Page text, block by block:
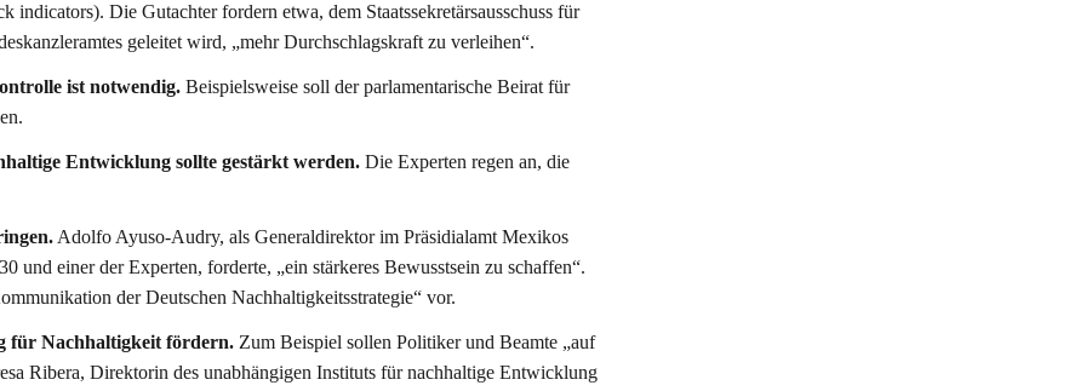
indicators). Die Gutachter fordern etwa, dem Staatssekretärsausschuss für
geleitet wird, „mehr Durchschlagskraft zu verleihen“.
ist notwendig. Beispielsweise soll der parlamentarische Beirat für
Entwicklung sollte gestärkt werden. Die Experten regen an, die
Adolfo Ayuso-Audry, als Generaldirektor im Präsidialamt Mexikos
und einer der Experten, forderte, „ein stärkeres Bewusstsein zu schaffen“.
der Deutschen Nachhaltigkeitsstrategie“ vor.
für Nachhaltigkeit fördern. Zum Beispiel sollen Politiker und Beamte „auf
Ribera, Direktorin des unabhängigen Instituts für nachhaltige Entwicklung